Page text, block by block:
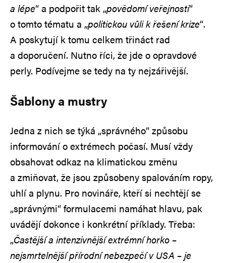
a lépe“ a podpořit tak „povědomí veřejnosti“
o tomto tématu a „politickou vůli k řešení krize“.
A poskytují k tomu celkem třináct rad
a doporučení. Nutno říci, že jde o opravdové
perly. Podívejme se tedy na ty nejzářivější.
Šablony a mustry
Jedna z nich se týká „správného“ způsobu
informování o extrémech počasí. Musí vždy
obsahovat odkaz na klimatickou změnu
a zmiňovat, že jsou způsobeny spalováním ropy,
uhlí a plynu. Pro novináře, kteří si nechtějí se
„správnými“ formulacemi namáhat hlavu, pak
uvádějí dokonce i konkrétní příklady. Třeba:
„Častější a intenzivnější extrémní horko –
nejsmrtelnější přírodní nebezpečí v USA – je